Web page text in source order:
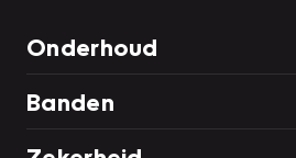
Onderhoud
Banden